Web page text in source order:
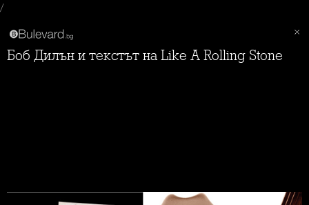
/
Боб Дилън и текстът на Like A Rolling Stone